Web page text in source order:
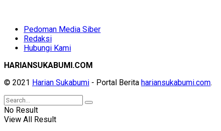
Pedoman Media Siber
Redaksi
Hubungi Kami
HARIANSUKABUMI.COM
© 2021 Harian Sukabumi - Portal Berita hariansukabumi.com.
No Result
View All Result